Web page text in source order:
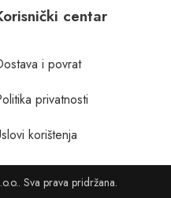
centar
i povrat
privatnosti
korištenja
Sva prava pridržana.